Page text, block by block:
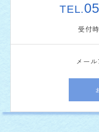
TEL.
受付
メー